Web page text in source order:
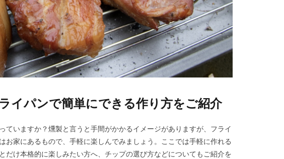
イパンで簡単にできる作り方をご紹介
ていますか？燻製と言うと手間がかかるイメージがありますが、フライ
お家にあるもので、手軽に楽しんでみましょう。ここでは手軽に作れる
だけ本格的に楽しみたい方へ、チップの選び方などについてもご紹介を